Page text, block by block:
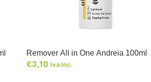
Remover All in One Andreia 100ml
€3,10 Iva Inc.